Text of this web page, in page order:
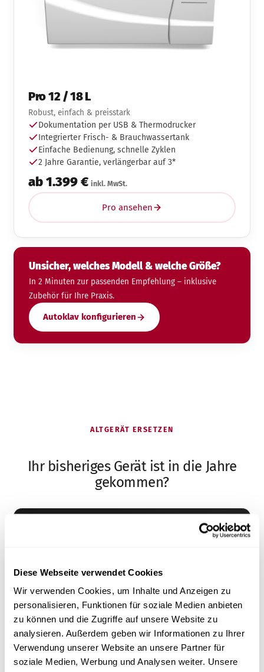
Diese Webseite verwendet Cookies
Wir verwenden Cookies, um Inhalte und Anzeigen zu
personalisieren, Funktionen für soziale Medien anbieten
zu können und die Zugriffe auf unsere Website zu
analysieren. Außerdem geben wir Informationen zu Ihrer
Verwendung unserer Website an unsere Partner für
soziale Medien, Werbung und Analysen weiter. Unsere
Pro 12 / 18 L
Robust, einfach & preisstark
Dokumentation per USB & Thermodrucker
Integrierter Frisch- & Brauchwassertank
Einfache Bedienung, schnelle Zyklen
2 Jahre Garantie, verlängerbar auf 3*
ab 1.399 € inkl. MwSt.
Pro ansehen
Unsicher, welches Modell & welche Größe?
In 2 Minuten zur passenden Empfehlung – inklusive
Zubehör für Ihre Praxis.
Autoklav konfigurieren
ALTGERÄT ERSETZEN
Ihr bisheriges Gerät ist in die Jahre
gekommen?
Viele HNO-Praxen kommen zu uns, weil sie ein
verbessern wollen.
Umstieg beraten lassen
Gleiche Premium-Leistung, fairer Preis
Schnellerer Vor-Ort-Service in ganz DACH
Rücknahme & fachgerechte Entsorgung des